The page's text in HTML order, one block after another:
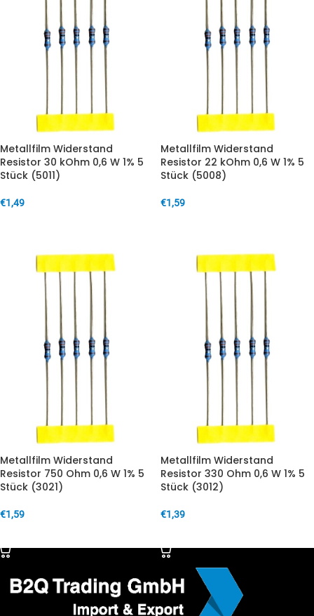
Metallfilm Widerstand
Resistor 30 kOhm 0,6 W 1% 5
Stück (5011)
€1,49
Metallfilm Widerstand
Resistor 22 kOhm 0,6 W 1% 5
Stück (5008)
€1,59
Metallfilm Widerstand
Resistor 750 Ohm 0,6 W 1% 5
Stück (3021)
€1,59
Metallfilm Widerstand
Resistor 330 Ohm 0,6 W 1% 5
Stück (3012)
€1,39